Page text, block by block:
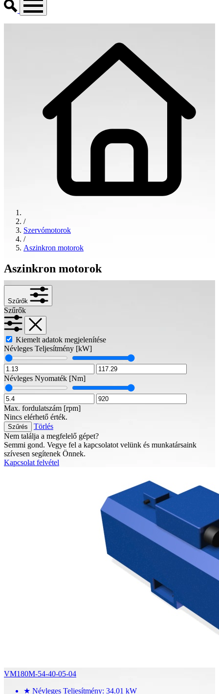
/
Szervómotorok
/
Aszinkron motorok
Aszinkron motorok
Szűrők
Szűrők
Kiemelt adatok megjelenítése
Névleges Teljesítmény [kW]
Névleges Nyomaték [Nm]
Max. fordulatszám [rpm]
Nincs elérhető érték.
Szűrés
Törlés
Nem találja a megfelelő gépet?
Semmi gond. Vegye fel a kapcsolatot velünk és munkatársaink
szívesen segítenek Önnek.
Kapcsolat felvétel
VM180M-54-40-05-04
★ Névleges Teljesítmény: 34.01 kW